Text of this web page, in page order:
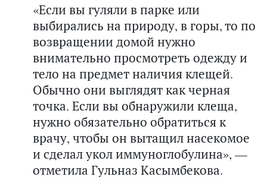
«Если вы гуляли в парке или
выбирались на природу, в горы, то по
возвращении домой нужно
внимательно просмотреть одежду и
тело на предмет наличия клещей.
Обычно они выглядят как черная
точка. Если вы обнаружили клеща,
нужно обязательно обратиться к
врачу, чтобы он вытащил насекомое
и сделал укол иммуноглобулина», —
отметила Гульназ Касымбекова.